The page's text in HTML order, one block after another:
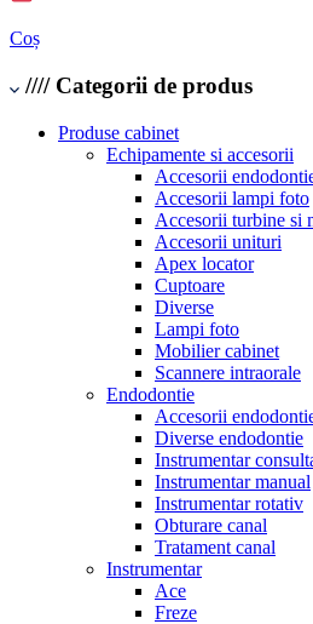
Coș
//// Categorii de produs
Produse cabinet
Echipamente si accesorii
Accesorii
Accesorii lampi foto
Accesorii turbine si
Accesorii unituri
Apex locator
Cuptoare
Diverse
Lampi foto
Mobilier cabinet
Scannere intraorale
Endodontie
Accesorii
Diverse endodontie
Instrumentar
Instrumentar manual
Instrumentar rotativ
Obturare canal
Tratament canal
Instrumentar
Ace
Freze